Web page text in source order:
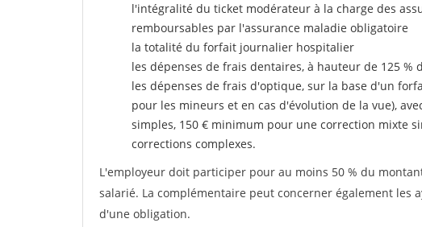
l'intégralité du ticket modérateur à la charge des
remboursables par l'assurance maladie obligatoire
la totalité du forfait journalier hospitalier
les dépenses de frais dentaires, à hauteur de 125 %
les dépenses de frais d'optique, sur la base d'un
pour les mineurs et en cas d'évolution de la vue),
simples, 150 € minimum pour une correction mixte
corrections complexes.
L'employeur doit participer pour au moins 50 % du
salarié. La complémentaire peut concerner également les
d'une obligation.